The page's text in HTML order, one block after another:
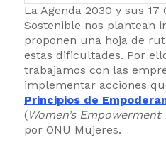
La Agenda 2030 y sus 17
Sostenible nos plantean
proponen una hoja de
estas dificultades. Por
trabajamos con las
implementar acciones
Principios de
(Women’s
por ONU Mujeres.